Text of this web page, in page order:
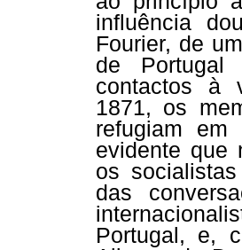
influência
Fourier, de
de Portugal
contactos à
1871, os
refugiam
evidente que
os
das
Portugal, e,